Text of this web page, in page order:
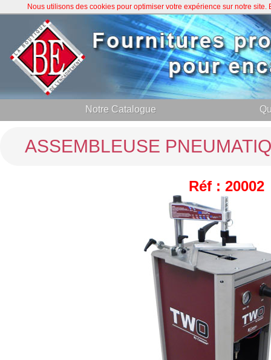
Notre Catalogue
ASSEMBLEUSE
Réf : 20002
Nous utilisons des cookies pour optimiser votre expérience sur notre